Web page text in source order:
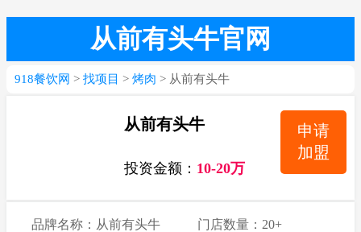
从前有头牛官网
918餐饮网 > 找项目 > 烤肉 > 从前有头牛
从前有头牛
投资金额： 10-20万
申请
加盟
品牌名称：从前有头牛 门店数量：20+